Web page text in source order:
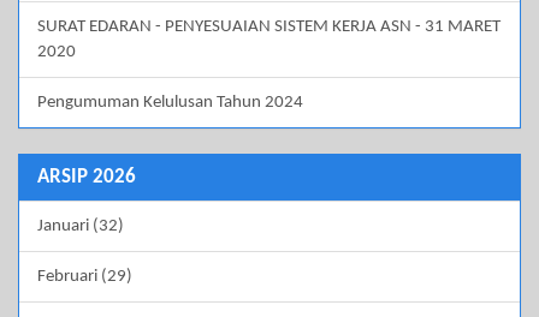
SURAT EDARAN - PENYESUAIAN SISTEM KERJA ASN - 31 MARET
2020
Pengumuman Kelulusan Tahun 2024
ARSIP 2026
Januari (32)
Februari (29)